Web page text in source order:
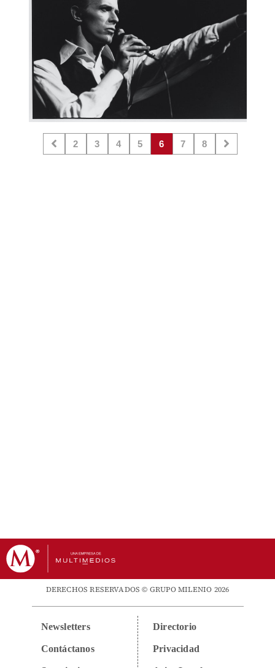
2 3 4 5 6 7 8
DERECHOS RESERVADOS © GRUPO MILENIO 2026
Newsletters
Contáctanos
Directorio
Privacidad